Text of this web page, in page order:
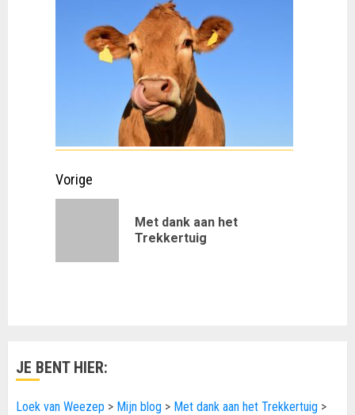
Doorgaan
Vorige
Met dank aan het
Trekkertuig
JE BENT HIER:
Loek van Weezep > Mijn blog > Met dank aan het Trekkertuig >